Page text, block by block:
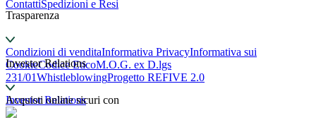
ContattiSpedizioni e Resi
Trasparenza
Condizioni di venditaInformativa PrivacyInformativa sui
CookieCodice EticoM.O.G. ex D.lgs
231/01WhistleblowingProgetto REFIVE 2.0
Investor Relations
Investor Relations
Acquisti online sicuri con